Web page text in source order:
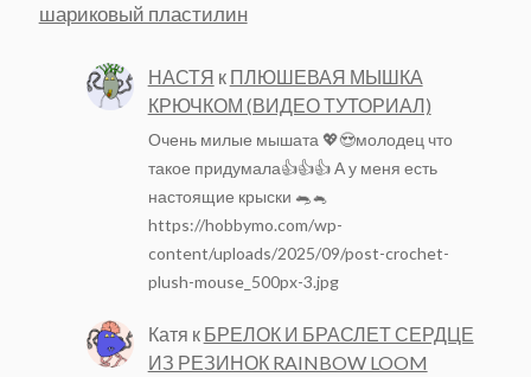
шариковый пластилин
НАСТЯ к ПЛЮШЕВАЯ МЫШКА
КРЮЧКОМ (ВИДЕО ТУТОРИАЛ)
Очень милые мышата 💖😍молодец что
такое придумала👍👍👍 А у меня есть
настоящие крыски 🐀🐁
https://hobbymo.com/wp-
content/uploads/2025/09/post-crochet-
plush-mouse_500px-3.jpg
Катя к БРЕЛОК И БРАСЛЕТ СЕРДЦЕ
ИЗ РЕЗИНОК RAINBOW LOOM